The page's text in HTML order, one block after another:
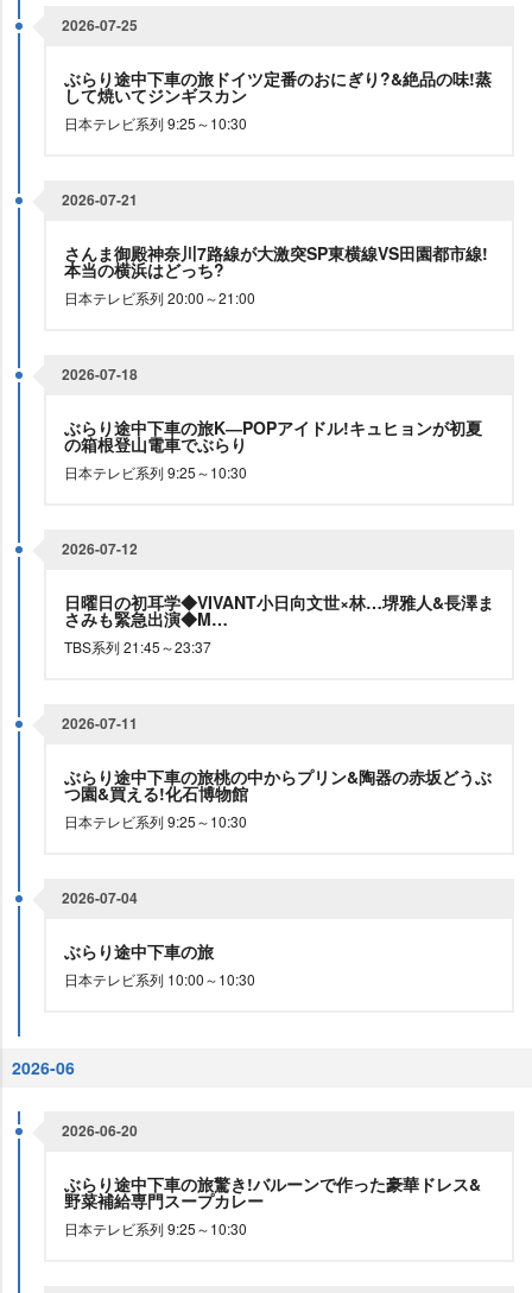
2026-07-25
ぶらり途中下車の旅ドイツ定番のおにぎり?&絶品の味!蒸
して焼いてジンギスカン
日本テレビ系列 9:25～10:30
2026-07-21
さんま御殿神奈川7路線が大激突SP東横線VS田園都市線!
本当の横浜はどっち?
日本テレビ系列 20:00～21:00
2026-07-18
ぶらり途中下車の旅K―POPアイドル!キュヒョンが初夏
の箱根登山電車でぶらり
日本テレビ系列 9:25～10:30
2026-07-12
日曜日の初耳学◆VIVANT小日向文世×林…堺雅人&長澤ま
さみも緊急出演◆M…
TBS系列 21:45～23:37
2026-07-11
ぶらり途中下車の旅桃の中からプリン&陶器の赤坂どうぶ
つ園&買える!化石博物館
日本テレビ系列 9:25～10:30
2026-07-04
ぶらり途中下車の旅
日本テレビ系列 10:00～10:30
2026-06
2026-06-20
ぶらり途中下車の旅驚き!バルーンで作った豪華ドレス&
野菜補給専門スープカレー
日本テレビ系列 9:25～10:30